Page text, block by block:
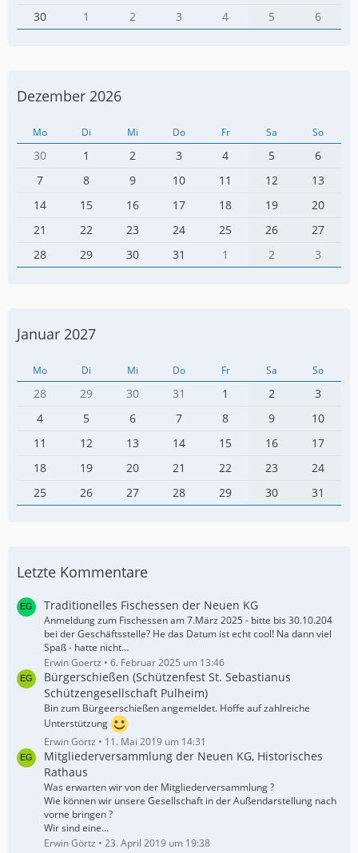
30
1 2 3 4 5 6
Dezember 2026
Mo Di Mi Do Fr Sa So
30 1 2 3 4 5
6
7
8 9 10 11 12
13
14
15 16 17 18 19
20
21
22 23 24 25 26
27
28
29 30 31 1 2 3
Januar 2027
Mo Di Mi Do Fr Sa So
28 29 30 31 1 2
3
4
5 6 7 8 9
10
11
12 13 14 15 16
17
18
19 20 21 22 23
24
25
26 27 28 29 30 31
Letzte Kommentare
Traditionelles Fischessen der Neuen KG
Anmeldung zum Fischessen am 7.März 2025 - bitte bis 30.10.204
bei der Geschäftsstelle? He das Datum ist echt cool! Na dann viel
Spaß - hatte nicht…
Erwin Goertz
6. Februar 2025 um 13:46
Bürgerschießen (Schützenfest St. Sebastianus
Schützengesellschaft Pulheim)
Bin zum Bürgeerschießen angemeldet. Hoffe auf zahlreiche
Unterstützung
Erwin Görtz
11. Mai 2019 um 14:31
Mitgliederversammlung der Neuen KG, Historisches
Rathaus
Was erwarten wir von der Mitgliederversammlung ?
Wie können wir unsere Gesellschaft in der Außendarstellung nach
vorne bringen ?
Wir sind eine…
Erwin Görtz
23. April 2019 um 19:38